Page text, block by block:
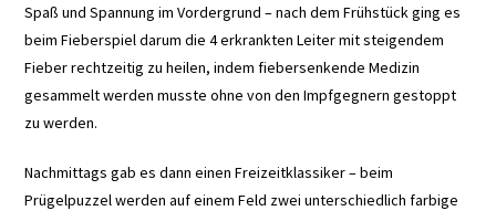
Spaß und Spannung im Vordergrund – nach dem Frühstück ging es
beim Fieberspiel darum die 4 erkrankten Leiter mit steigendem
Fieber rechtzeitig zu heilen, indem fiebersenkende Medizin
gesammelt werden musste ohne von den Impfgegnern gestoppt
zu werden.
Nachmittags gab es dann einen Freizeitklassiker – beim
Prügelpuzzel werden auf einem Feld zwei unterschiedlich farbige